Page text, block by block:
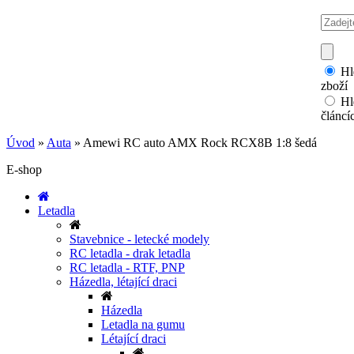
zboží
Úvod » Auta » Amewi RC auto AMX Rock RCX8B 1:8 šedá
E-shop
Letadla
Stavebnice - letecké modely
RC letadla - drak letadla
RC letadla - RTF, PNP
Házedla, létající draci
Házedla
Letadla na gumu
Létající draci